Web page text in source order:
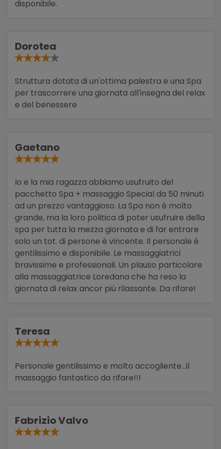
disponibile.
Dorotea
Struttura dotata di un'ottima palestra e una Spa
per trascorrere una giornata all'insegna del relax
e del benessere
Gaetano
Io e la mia ragazza abbiamo usufruito del
pacchetto Spa + massaggio Special da 50 minuti
ad un prezzo vantaggioso. La Spa non è molto
grande, ma la loro politica di poter usufruire della
spa per tutta la mezza giornata e di far entrare
solo un tot. di persone è vincente. Il personale è
gentilissimo e disponibile. Le massaggiatrici
bravissime e professionali. Un plauso particolare
alla massaggiatrice Loredana che ha reso la
giornata di relax ancor più rilassante. Da rifare!
Teresa
Personale gentilissimo e molto accogliente...il
massaggio fantastico da rifare!!!
Fabrizio Valvo